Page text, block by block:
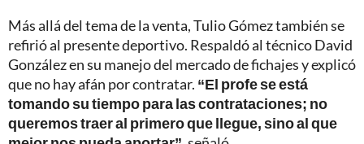
Más allá del tema de la venta, Tulio Gómez también se
refirió al presente deportivo. Respaldó al técnico David
González en su manejo del mercado de fichajes y explicó
que no hay afán por contratar. “El profe se está
tomando su tiempo para las contrataciones; no
queremos traer al primero que llegue, sino al que